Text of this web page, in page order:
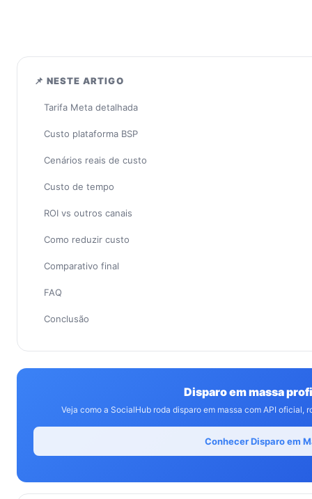
📌 NESTE ARTIGO
Tarifa Meta detalhada
Custo plataforma BSP
Cenários reais de custo
Custo de tempo
ROI vs outros canais
Como reduzir custo
Comparativo final
FAQ
Conclusão
Disparo em massa
Veja como a SocialHub roda disparo em massa com API
Conhecer Disparo em